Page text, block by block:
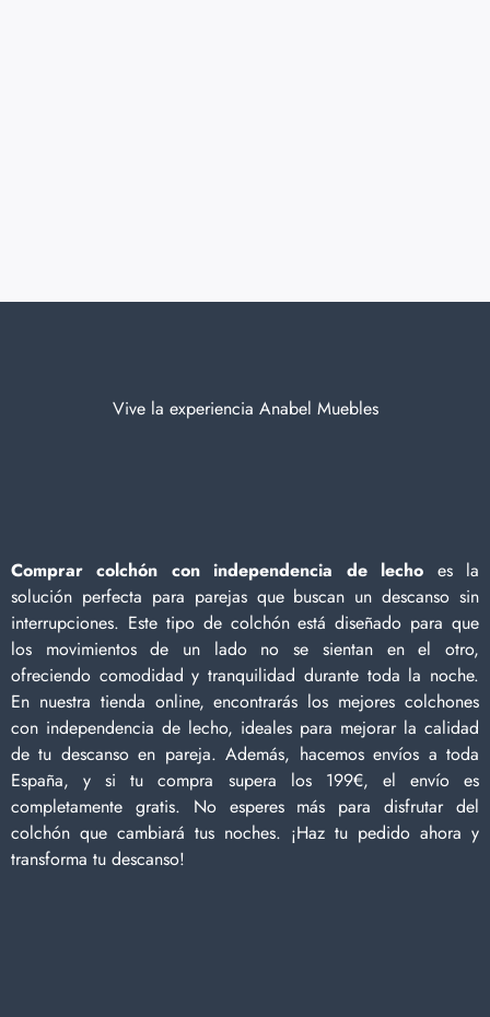
Vive la experiencia Anabel Muebles
Comprar colchón con independencia de lecho es la
solución perfecta para parejas que buscan un descanso sin
interrupciones. Este tipo de colchón está diseñado para que
los movimientos de un lado no se sientan en el otro,
ofreciendo comodidad y tranquilidad durante toda la noche.
En nuestra tienda online, encontrarás los mejores colchones
con independencia de lecho, ideales para mejorar la calidad
de tu descanso en pareja. Además, hacemos envíos a toda
España, y si tu compra supera los 199€, el envío es
completamente gratis. No esperes más para disfrutar del
colchón que cambiará tus noches. ¡Haz tu pedido ahora y
transforma tu descanso!